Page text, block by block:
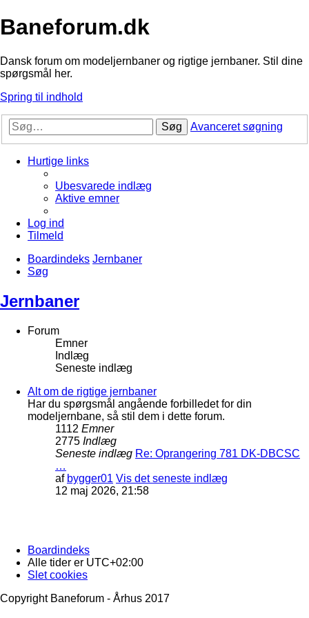
Baneforum.dk
Dansk forum om modeljernbaner og rigtige jernbaner. Stil dine
spørgsmål her.
Spring til indhold
Søg Avanceret søgning
Hurtige links
Ubesvarede indlæg
Aktive emner
Log ind
Tilmeld
Boardindeks Jernbaner
Søg
Jernbaner
Forum
Emner
Indlæg
Seneste indlæg
Alt om de rigtige jernbaner
Har du spørgsmål angående forbilledet for din
modeljernbane, så stil dem i dette forum.
1112 Emner
2775 Indlæg
Seneste indlæg Re: Oprangering 781 DK-DBCSC
…
af bygger01 Vis det seneste indlæg
12 maj 2026, 21:58
Boardindeks
Alle tider er UTC+02:00
Slet cookies
Copyright Baneforum - Århus 2017